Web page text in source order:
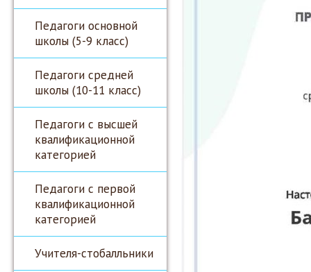
Педагоги основной
школы (5-9 класс)
Педагоги средней
школы (10-11 класс)
Педагоги с высшей
квалификационной
категорией
Педагоги с первой
квалификационной
категорией
Учителя-стобалльники